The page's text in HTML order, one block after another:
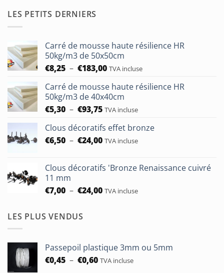
LES PETITS DERNIERS
Carré de mousse haute résilience HR
50kg/m3 de 50x50cm
€8,25 – €183,00Plage
prix :
€8,25
à
TVA incluse
Carré de mousse haute résilience HR
50kg/m3 de 40x40cm
€5,30 – €93,75Plage
prix :
€5,30
TVA incluse
Clous décoratifs effet bronze
€6,50 – €24,00Plage
€6,50
€24,00
TVA incluse
Clous décoratifs 'Bronze Renaissance cuivré
11 mm
€7,00 – €24,00Plage
€24,00
TVA incluse
LES PLUS VENDUS
Passepoil plastique 3mm ou 5mm
€0,45 – €0,60Plage
TVA incluse